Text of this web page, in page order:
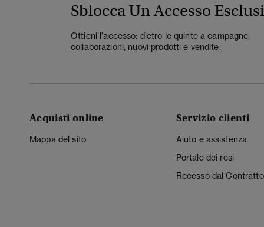
Sblocca Un Accesso
Ottieni l'accesso: dietro le quinte a campagne,
collaborazioni, nuovi prodotti e vendite.
Acquisti online
Mappa del sito
Servizio clienti
Aiuto e assistenza
Portale dei resi
Recesso dal Contratto